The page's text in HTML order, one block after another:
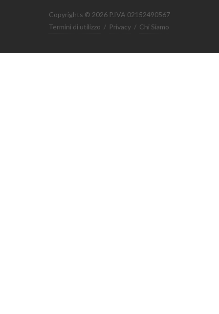
Copyrights © 2026 P.IVA 02152490567
Termini di utilizzo / Privacy / Chi Siamo